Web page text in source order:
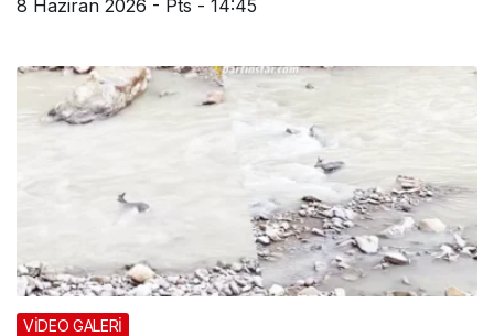
8 Haziran 2026 - Pts - 14:45
VİDEO GALERİ